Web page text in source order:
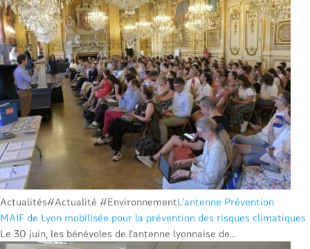
Actualités#Actualité #EnvironnementL’antenne Prévention
MAIF de Lyon mobilisée pour la prévention des risques climatiques
Le 30 juin, les bénévoles de l’antenne lyonnaise de...